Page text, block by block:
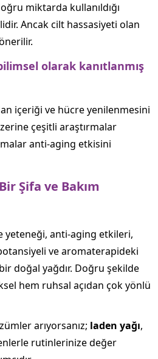
miktarda kullanıldığı
Ancak cilt hassasiyeti olan
olarak kanıtlanmış
içeriği ve hücre yenilenmesini
çeşitli araştırmalar
anti-aging etkisini
Şifa ve Bakım
yeteneği, anti-aging etkileri,
ve aromaterapideki
doğal yağdır. Doğru şekilde
hem ruhsal açıdan çok yönlü
arıyorsanız; laden yağı,
rutinlerinize değer